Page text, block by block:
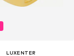
LUXENTER